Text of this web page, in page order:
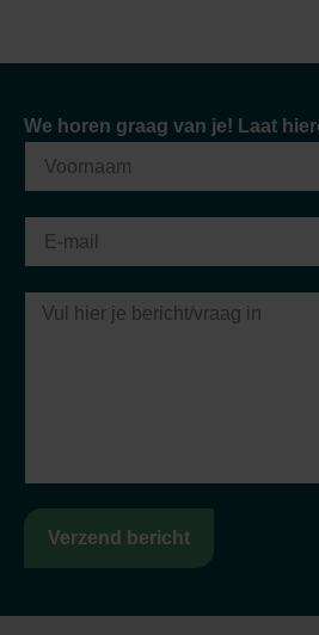
We horen graag van je! Laat
Verzend bericht
"Sinds ik klant ben bij
de hoogte zijn als ik dat